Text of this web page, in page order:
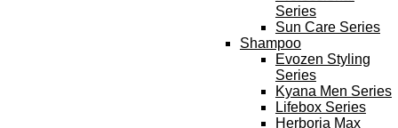
Series
Sun Care Series
Shampoo
Evozen Styling
Series
Kyana Men Series
Lifebox Series
Herboria Max